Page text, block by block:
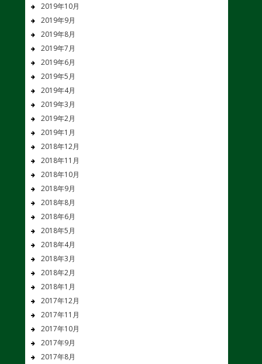
2019年10月
2019年9月
2019年8月
2019年7月
2019年6月
2019年5月
2019年4月
2019年3月
2019年2月
2019年1月
2018年12月
2018年11月
2018年10月
2018年9月
2018年8月
2018年6月
2018年5月
2018年4月
2018年3月
2018年2月
2018年1月
2017年12月
2017年11月
2017年10月
2017年9月
2017年8月